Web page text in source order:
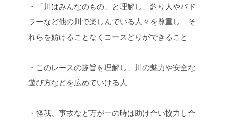
・「川はみんなのもの」と理解し、釣り人やパド
ラーなど他の川で楽しんでいる人々を尊重し
そ
れらを妨げることなくコースどりができること
・このレースの趣旨を理解し、川の魅力や安全な
遊び方などを広めていける人
・怪我、事故など万が一の時は助け合い協力し合